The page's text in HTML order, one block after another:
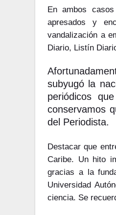
En ambos
apresados y
vandalización a
Diario, Listín
subyugó la
periódicos
conservamos
del Periodista.
Destacar que
Caribe. Un hito
gracias a la
Universidad
ciencia. Se